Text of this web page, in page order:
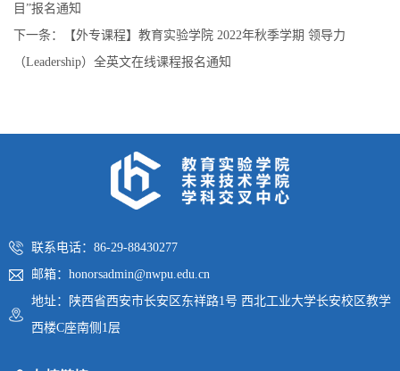
目”报名通知
下一条：
【外专课程】教育实验学院 2022年秋季学期 领导力
（Leadership）全英文在线课程报名通知
联系电话：86-29-88430277
邮箱：honorsadmin@nwpu.edu.cn
地址：陕西省西安市长安区东祥路1号 西北工业大学长安校区教学
西楼C座南侧1层